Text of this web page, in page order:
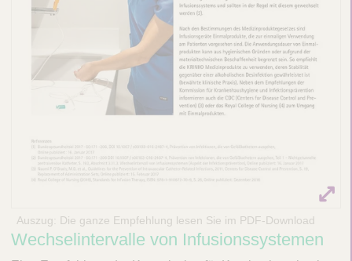
Auszug: Die ganze Empfehlung lesen Sie im PDF-Download
Wechselintervalle von Infusionssystemen